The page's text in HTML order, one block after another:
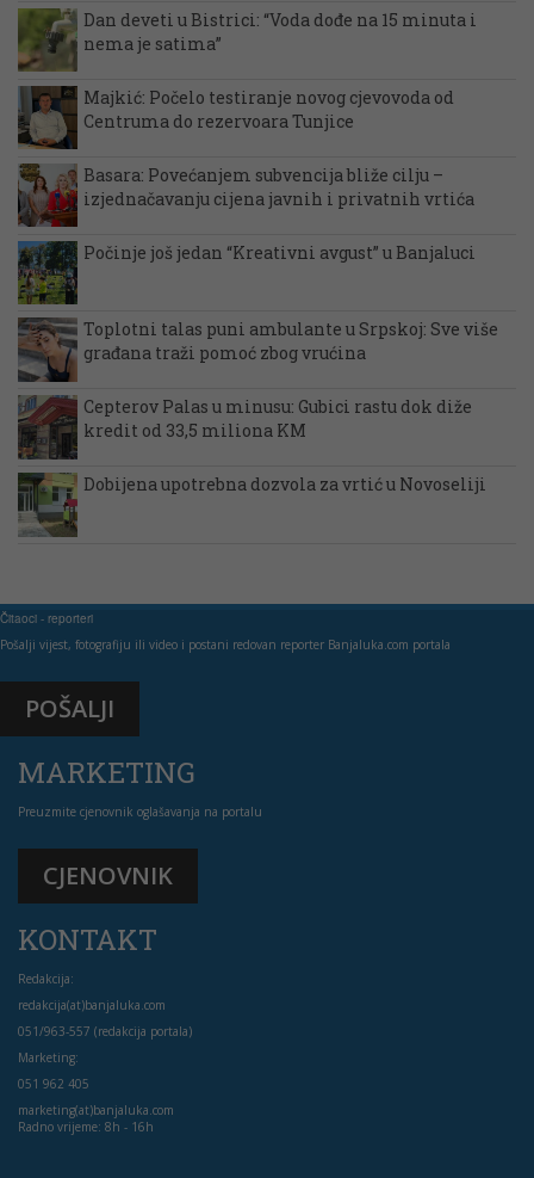
Dan deveti u Bistrici: “Voda dođe na 15 minuta i
nema je satima”
Majkić: Počelo testiranje novog cjevovoda od
Centruma do rezervoara Tunjice
Basara: Povećanjem subvencija bliže cilju –
izjednačavanju cijena javnih i privatnih vrtića
Počinje još jedan “Kreativni avgust” u Banjaluci
Toplotni talas puni ambulante u Srpskoj: Sve više
građana traži pomoć zbog vrućina
Cepterov Palas u minusu: Gubici rastu dok diže
kredit od 33,5 miliona KM
Dobijena upotrebna dozvola za vrtić u Novoseliji
Čitaoci - reporteri
Pošalji vijest, fotografiju ili video i postani redovan reporter Banjaluka.com portala
POŠALJI
MARKETING
Preuzmite cjenovnik oglašavanja na portalu
CJENOVNIK
KONTAKT
Redakcija:
redakcija(at)banjaluka.com
051/963-557 (redakcija portala)
Marketing:
051 962 405
marketing(at)banjaluka.com
Radno vrijeme: 8h - 16h